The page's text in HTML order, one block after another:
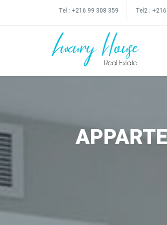
Tel : +216 99 308 359 Tel2 :